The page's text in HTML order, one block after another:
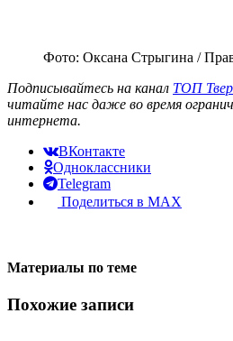
Фото: Оксана Стрыгина /
Подписывайтесь на канал ТОП
читайте нас даже во время
интернета.
ВКонтакте
Одноклассники
Telegram
Поделиться в MAX
Материалы по теме
Похожие записи